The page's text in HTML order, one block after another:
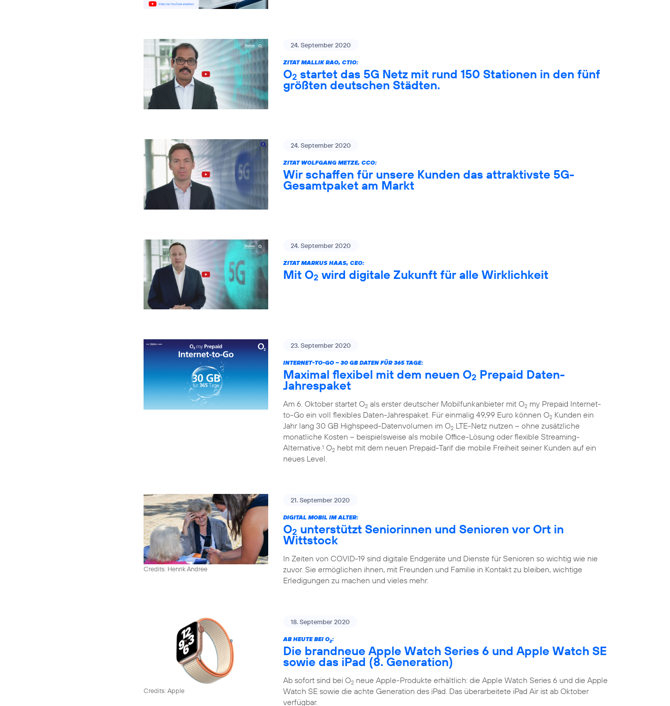
24. September 2020
ZITAT MALLIK RAO, CTIO:
O2 startet das 5G Netz mit rund 150 Stationen in den fünf
größten deutschen Städten.
24. September 2020
ZITAT WOLFGANG METZE, CCO:
Wir schaffen für unsere Kunden das attraktivste 5G-
Gesamtpaket am Markt
24. September 2020
ZITAT MARKUS HAAS, CEO:
Mit O2 wird digitale Zukunft für alle Wirklichkeit
23. September 2020
INTERNET-TO-GO – 30 GB DATEN FÜR 365 TAGE:
Maximal flexibel mit dem neuen O2 Prepaid Daten-
Jahrespaket
Am 6. Oktober startet O2 als erster deutscher Mobilfunkanbieter mit O2 my Prepaid Internet-
to-Go ein voll flexibles Daten-Jahrespaket. Für einmalig 49,99 Euro können O2 Kunden ein
Jahr lang 30 GB Highspeed-Datenvolumen im O2 LTE-Netz nutzen – ohne zusätzliche
monatliche Kosten – beispielsweise als mobile Office-Lösung oder flexible Streaming-
Alternative.1 O2 hebt mit dem neuen Prepaid-Tarif die mobile Freiheit seiner Kunden auf ein
neues Level.
Credits: Henrik Andree
21. September 2020
DIGITAL MOBIL IM ALTER:
O2 unterstützt Seniorinnen und Senioren vor Ort in
Wittstock
In Zeiten von COVID-19 sind digitale Endgeräte und Dienste für Senioren so wichtig wie nie
zuvor. Sie ermöglichen ihnen, mit Freunden und Familie in Kontakt zu bleiben, wichtige
Erledigungen zu machen und vieles mehr.
Credits: Apple
18. September 2020
AB HEUTE BEI O2:
Die brandneue Apple Watch Series 6 und Apple Watch SE
sowie das iPad (8. Generation)
Ab sofort sind bei O2 neue Apple-Produkte erhältlich: die Apple Watch Series 6 und die Apple
Watch SE sowie die achte Generation des iPad. Das überarbeitete iPad Air ist ab Oktober
verfügbar.